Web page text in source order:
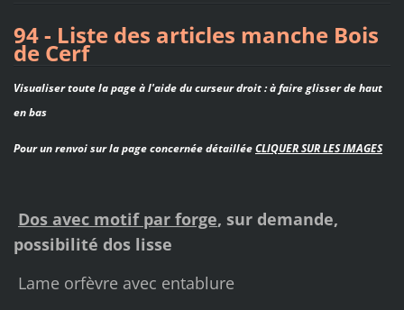
94 - Liste des articles manche Bois
de Cerf
Visualiser toute la page à l'aide du curseur droit : à faire glisser de haut
en bas
Pour un renvoi sur la page concernée détailléeCLIQUER SUR LES IMAGES
Dos avec motif par forge, sur demande,
possibilité dos lisse
Lame orfèvre avec entablure